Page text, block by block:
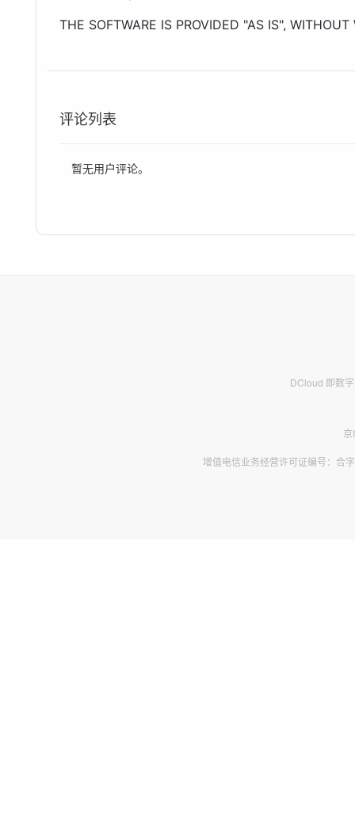
THE SOFTWARE IS PROVIDED "AS IS",
OUT OF OR IN CONNECTION WITH THE
评论列表
暂无用户评论。
DCloud 即数
增值电信业务经营许可证编号：合